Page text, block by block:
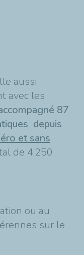
aussi
avec les
87
depuis
et sans
de 4,250
ou au
sur le